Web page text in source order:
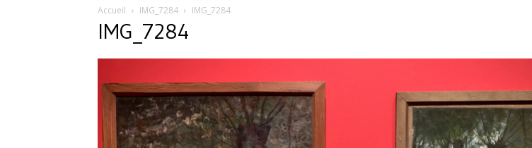
Accueil IMG_7284 IMG_7284
IMG_7284